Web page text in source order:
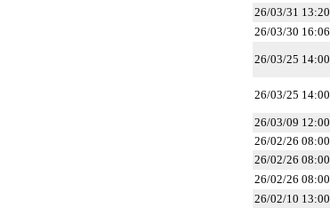
26/03/31 13:20
26/03/30 16:06
26/03/25 14:00
26/03/25 14:00
26/03/09 12:00
26/02/26 08:00
26/02/26 08:00
26/02/26 08:00
26/02/10 13:00